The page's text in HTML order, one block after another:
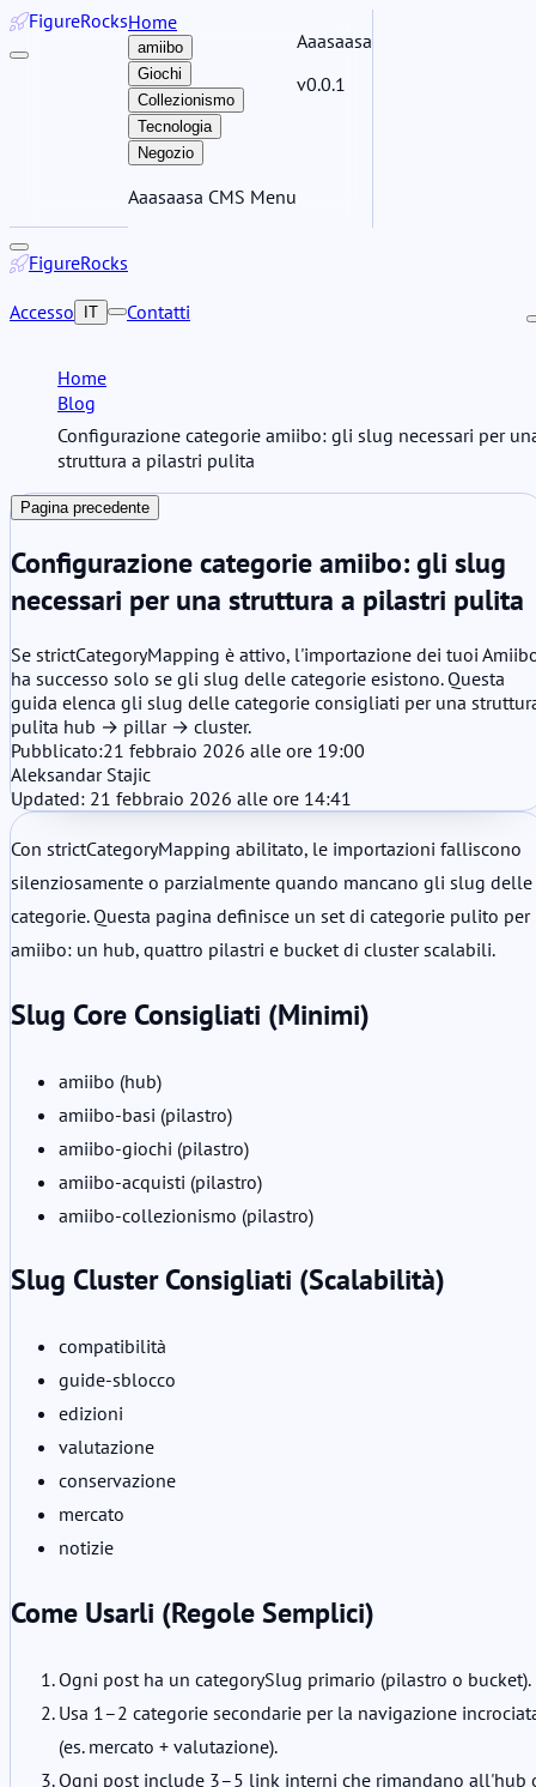
FigureRocksHome
amiibo
Giochi
Collezionismo
Tecnologia
Negozio
Aaasaasa CMS Menu
Aaasaasa
v0.0.1
FigureRocks
Accesso IT Contatti
Home
Blog
Configurazione categorie amiibo: gli slug necessari per
struttura a pilastri pulita
Pagina precedente
Configurazione categorie amiibo: gli slug
necessari per una struttura a pilastri pulita
Se strictCategoryMapping è attivo, l'importazione dei tuoi
ha successo solo se gli slug delle categorie esistono. Questa
guida elenca gli slug delle categorie consigliati per una
pulita hub → pillar → cluster.
Pubblicato:21 febbraio 2026 alle ore 19:00
Aleksandar Stajic
Updated: 21 febbraio 2026 alle ore 14:41
Con strictCategoryMapping abilitato, le importazioni falliscono
silenziosamente o parzialmente quando mancano gli slug delle
categorie. Questa pagina definisce un set di categorie pulito per
amiibo: un hub, quattro pilastri e bucket di cluster scalabili.
Slug Core Consigliati (Minimi)
amiibo (hub)
amiibo-basi (pilastro)
amiibo-giochi (pilastro)
amiibo-acquisti (pilastro)
amiibo-collezionismo (pilastro)
Slug Cluster Consigliati (Scalabilità)
compatibilità
guide-sblocco
edizioni
valutazione
conservazione
mercato
notizie
Come Usarli (Regole Semplici)
Ogni post ha un categorySlug primario (pilastro o bucket).
Usa 1–2 categorie secondarie per la navigazione
(es. mercato + valutazione).
Ogni post include 3–5 link interni che rimandano all'hub